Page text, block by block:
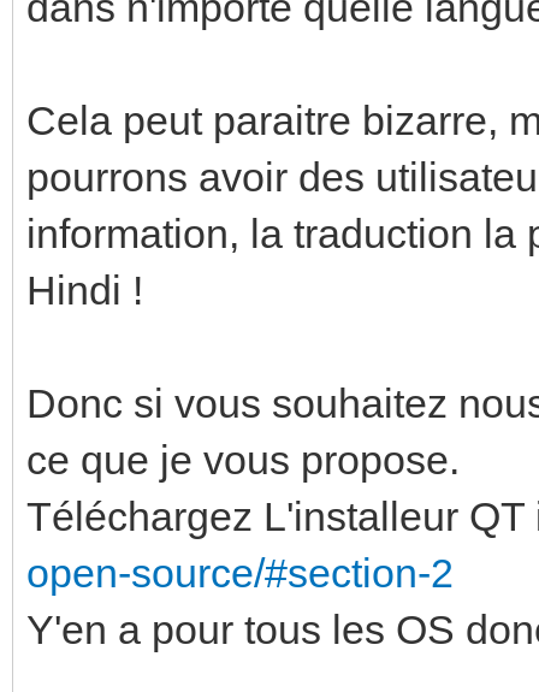
Cela peut paraitre bizarre,
pourrons avoir des
information, la traduction la
Hindi !
Donc si vous souhaitez
ce que je vous propose.
Téléchargez L'installeur
open-source/#section-2
Y'en a pour tous les OS